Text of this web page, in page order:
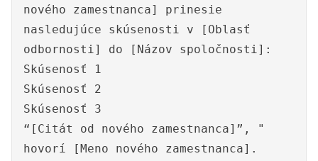
nového zamestnanca] prinesie
nasledujúce skúsenosti v [Oblasť
odbornosti] do [Názov spoločnosti]:
Skúsenosť 1
Skúsenosť 2
Skúsenosť 3
“[Citát od nového zamestnanca]”, "
hovorí [Meno nového zamestnanca].